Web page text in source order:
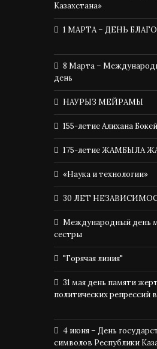
Казахстана»
1 МАРТА – ДЕНЬ
8 Марта –
день
НАУРЫЗ МЕЙРАМЫ
155-летие Алихана
175-летие ЖАМБЫЛА
«Наука и технологии»
30 ЛЕТ
Международный день
сестры
"Горячая линия"
31 мая день памяти
политических репрессий
4 июня – День
символов Республики